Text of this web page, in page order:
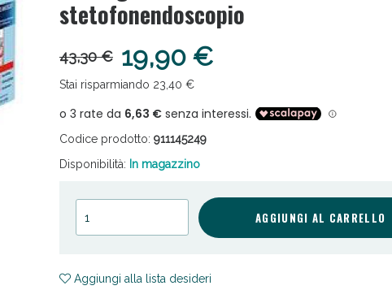
stetofonendoscopio
43,30 € 19,90 €
Stai risparmiando 23,40 €
Codice prodotto: 911145249
Disponibilità: In magazzino
AGGIUNGI AL CARRELLO
Aggiungi alla lista desideri
Salini e Multivitaminici: oggi Sconto extra fino al